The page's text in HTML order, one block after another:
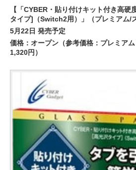
【「CYBER・貼り付けキット付き高硬
タイプ]（Switch2用）」（プレミアム/
5月22日 発売予定
価格：オープン（参考価格：プレミア
1,320円）